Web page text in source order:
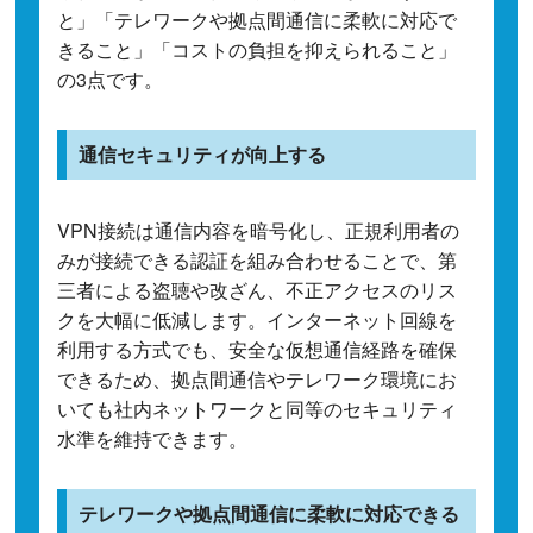
と」「テレワークや拠点間通信に柔軟に対応で
きること」「コストの負担を抑えられること」
の3点です。
通信セキュリティが向上する
VPN接続は通信内容を暗号化し、正規利用者の
みが接続できる認証を組み合わせることで、第
三者による盗聴や改ざん、不正アクセスのリス
クを大幅に低減します。インターネット回線を
利用する方式でも、安全な仮想通信経路を確保
できるため、拠点間通信やテレワーク環境にお
いても社内ネットワークと同等のセキュリティ
水準を維持できます。
テレワークや拠点間通信に柔軟に対応できる